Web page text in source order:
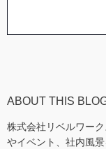
ABOUT THIS
株式会社リベルワー
やイベント、社内風景